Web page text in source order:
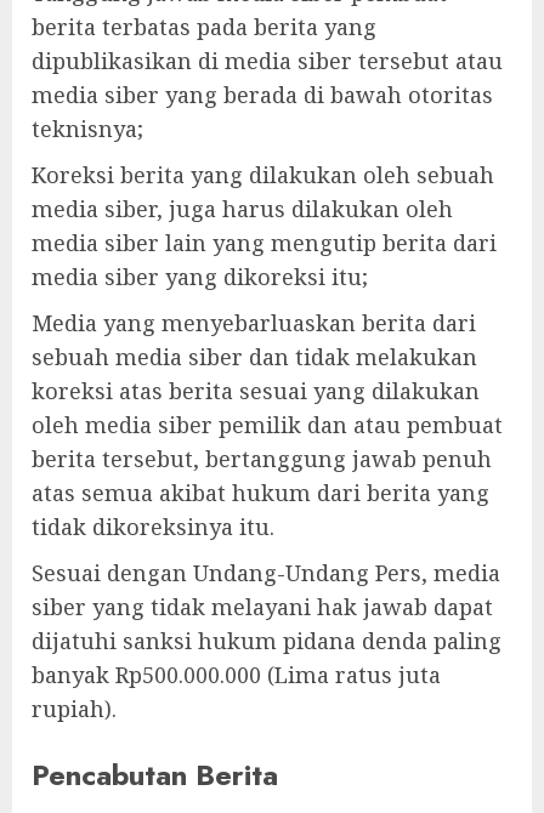
berita terbatas pada berita yang
dipublikasikan di media siber tersebut atau
media siber yang berada di bawah otoritas
teknisnya;
Koreksi berita yang dilakukan oleh sebuah
media siber, juga harus dilakukan oleh
media siber lain yang mengutip berita dari
media siber yang dikoreksi itu;
Media yang menyebarluaskan berita dari
sebuah media siber dan tidak melakukan
koreksi atas berita sesuai yang dilakukan
oleh media siber pemilik dan atau pembuat
berita tersebut, bertanggung jawab penuh
atas semua akibat hukum dari berita yang
tidak dikoreksinya itu.
Sesuai dengan Undang-Undang Pers, media
siber yang tidak melayani hak jawab dapat
dijatuhi sanksi hukum pidana denda paling
banyak Rp500.000.000 (Lima ratus juta
rupiah).
Pencabutan Berita